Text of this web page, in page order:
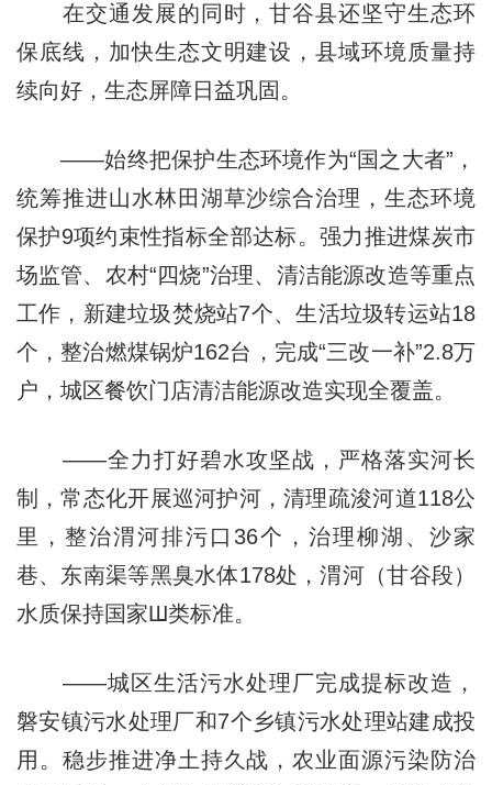
在交通发展的同时，甘谷县还坚守生态环
保底线，加快生态文明建设，县域环境质量持
续向好，生态屏障日益巩固。
——始终把保护生态环境作为“国之大者”，
统筹推进山水林田湖草沙综合治理，生态环境
保护9项约束性指标全部达标。强力推进煤炭市
场监管、农村“四烧”治理、清洁能源改造等重点
工作，新建垃圾焚烧站7个、生活垃圾转运站18
个，整治燃煤锅炉162台，完成“三改一补”2.8万
户，城区餐饮门店清洁能源改造实现全覆盖。
——全力打好碧水攻坚战，严格落实河长
制，常态化开展巡河护河，清理疏浚河道118公
里，整治渭河排污口36个，治理柳湖、沙家
巷、东南渠等黑臭水体178处，渭河（甘谷段）
水质保持国家Ш类标准。
——城区生活污水处理厂完成提标改造，
磐安镇污水处理厂和7个乡镇污水处理站建成投
用。稳步推进净土持久战，农业面源污染防治